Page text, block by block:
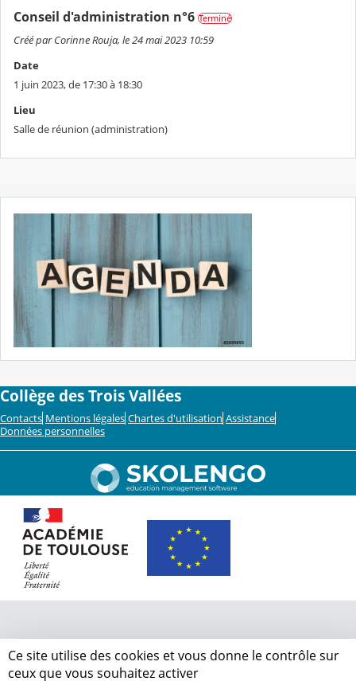
Conseil d'administration n°6 Terminé
Créé par Corinne Rouja, le 24 mai 2023 10:59
Date
1 juin 2023, de 17:30 à 18:30
Lieu
Salle de réunion (administration)
Collège des Trois Vallées
Contacts Mentions légales Chartes d'utilisation Assistance
Données personnelles
Ce site utilise des cookies et vous donne le contrôle sur
ceux que vous souhaitez activer